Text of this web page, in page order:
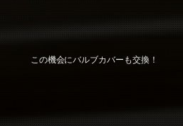
この機会にバルブカバーも交換！